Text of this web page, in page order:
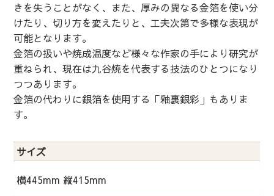
きを失うことがなく、また、厚みの異なる金箔を使い分
けたり、切り方を変えたりと、工夫次第で多様な表現が
可能となります。
金箔の扱いや焼成温度など様々な作家の手により研究が
重ねられ、現在は九谷焼を代表する技法のひとつになり
つつあります。
金箔の代わりに銀箔を使用する「釉裏銀彩」もありま
す。
サイズ
横445mm 縦415mm